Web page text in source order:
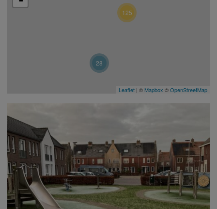
28
125
Leaflet | © Mapbox ©OpenStreetMap